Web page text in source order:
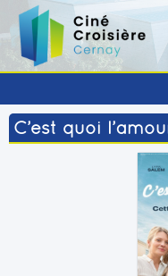
C’est quoi